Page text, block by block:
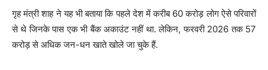
गृह मंत्री शाह ने यह भी बताया कि पहले देश में करीब 60 करोड़ लोग ऐसे परिवारों
से थे जिनके पास एक भी बैंक अकाउंट नहीं था. लेकिन, फरवरी 2026 तक 57
करोड़ से अधिक जन-धन खाते खोले जा चुके हैं.